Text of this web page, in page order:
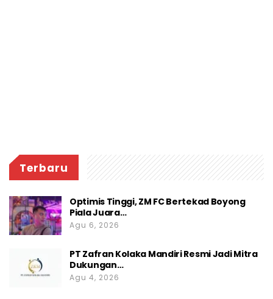
Terbaru
Optimis Tinggi, ZM FC Bertekad Boyong
Piala Juara…
Agu 6, 2026
PT Zafran Kolaka Mandiri Resmi Jadi Mitra
Dukungan…
Agu 4, 2026